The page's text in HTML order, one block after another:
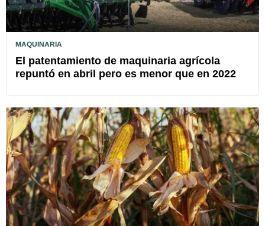
MAQUINARIA
El patentamiento de maquinaria agrícola
repuntó en abril pero es menor que en 2022